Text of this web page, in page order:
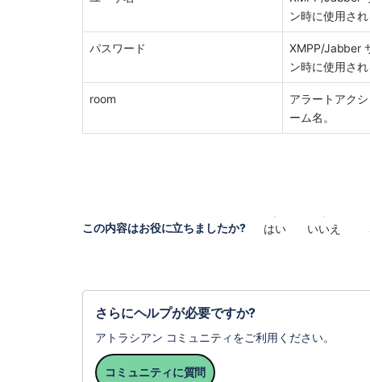
ン時に使用され
パスワード XMPP/Jabber
ン時に使用され
room
アラートアク
ーム名。
この内容はお役に立ちましたか? はい いいえ
さらにヘルプが必要ですか?
アトラシアン コミュニティをご利用ください。
コミュニティに質問